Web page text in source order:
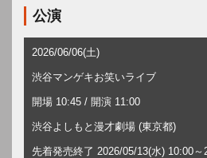
公演
2026/06/06(土)
渋谷マンゲキお笑いライブ
開場 10:45 / 開演 11:00
渋谷よしもと漫才劇場 (東京都)
先着発売終了 2026/05/13(水) 10:00